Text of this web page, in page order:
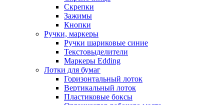
Скрепки
Зажимы
Кнопки
Ручки, маркеры
Ручки шариковые синие
Текстовыделители
Маркеры Edding
Лотки для бумаг
Горизонтальный лоток
Вертикальный лоток
Пластиковые боксы